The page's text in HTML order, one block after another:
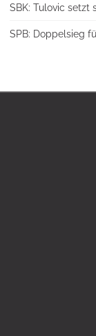
SBK: Tulovic setzt
SPB: Doppelsieg